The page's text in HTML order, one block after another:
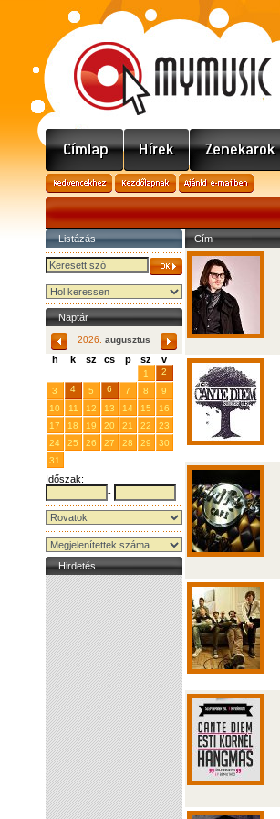
Listázás
Naptár
2026. augusztus
h k sz cs p sz v
1
2
3
4 5 6 7 8
9
10
11 12 13 14 15
16
17
18 19 20 21 22
23
24
25 26 27 28 29
30
31
Időszak:
-
Hirdetés
Cím